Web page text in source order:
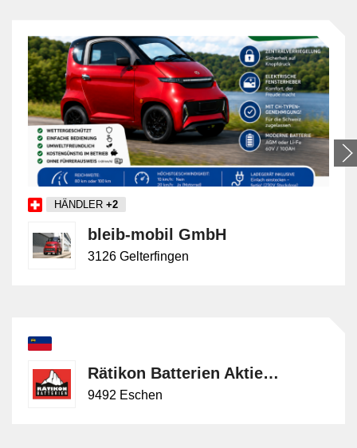
HÄNDLER +2
bleib-mobil GmbH
3126 Gelterfingen
Rätikon Batterien Aktiengesellschaft
9492 Eschen